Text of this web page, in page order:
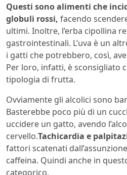
Questi sono alimenti che
globuli rossi, facendo
ultimi. Inoltre, l’erba cipollina
gastrointestinali. L’uva è un
i gatti che potrebbero, così,
Per loro, infatti, è sconsigliato
tipologia di frutta.
Ovviamente gli alcolici sono
Basterebbe poco più di un
uccidere un gatto, avendo
cervello.Tachicardia e
fattori scatenati
caffeina. Quindi anche in
categorico.